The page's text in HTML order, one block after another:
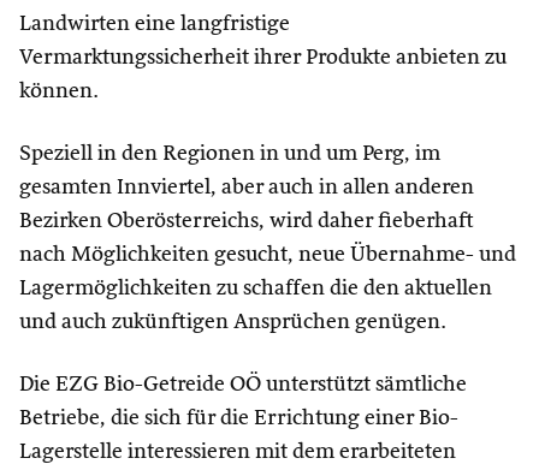
Landwirten eine langfristige
Vermarktungssicherheit ihrer Produkte anbieten zu
können.
Speziell in den Regionen in und um Perg, im
gesamten Innviertel, aber auch in allen anderen
Bezirken Oberösterreichs, wird daher fieberhaft
nach Möglichkeiten gesucht, neue Übernahme- und
Lagermöglichkeiten zu schaffen die den aktuellen
und auch zukünftigen Ansprüchen genügen.
Die EZG Bio-Getreide OÖ unterstützt sämtliche
Betriebe, die sich für die Errichtung einer Bio-
Lagerstelle interessieren mit dem erarbeiteten